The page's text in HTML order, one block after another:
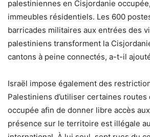
palestiniennes en Cisjordanie
immeubles résidentiels. Les 600
barricades militaires aux entrées des
palestiniens transforment la
cantons à peine connectés, a-t-il
Israël impose également des
Palestiniens d’utiliser certaines routes
occupée afin de donner libre accès
présence sur le territoire est illégale